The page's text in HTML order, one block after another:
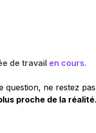
de travail en cours.
question, ne restez
proche de la réalité.